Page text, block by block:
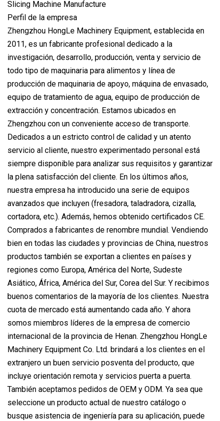
Perfil de la empresa
Zhengzhou HongLe Machinery Equipment, establecida en
2011, es un fabricante profesional dedicado a la
investigación, desarrollo, producción, venta y servicio de
todo tipo de maquinaria para alimentos y línea de
producción de maquinaria de apoyo, máquina de envasado,
equipo de tratamiento de agua, equipo de producción de
extracción y concentración. Estamos ubicados en
Zhengzhou con un conveniente acceso de transporte.
Dedicados a un estricto control de calidad y un atento
servicio al cliente, nuestro experimentado personal está
siempre disponible para analizar sus requisitos y garantizar
la plena satisfacción del cliente. En los últimos años,
nuestra empresa ha introducido una serie de equipos
avanzados que incluyen (fresadora, taladradora, cizalla,
cortadora, etc.). Además, hemos obtenido certificados CE.
Comprados a fabricantes de renombre mundial. Vendiendo
bien en todas las ciudades y provincias de China, nuestros
productos también se exportan a clientes en países y
regiones como Europa, América del Norte, Sudeste
Asiático, África, América del Sur, Corea del Sur. Y recibimos
buenos comentarios de la mayoría de los clientes. Nuestra
cuota de mercado está aumentando cada año. Y ahora
somos miembros líderes de la empresa de comercio
internacional de la provincia de Henan. Zhengzhou HongLe
Machinery Equipment Co. Ltd. brindará a los clientes en el
extranjero un buen servicio posventa del producto, que
incluye orientación remota y servicios puerta a puerta.
También aceptamos pedidos de OEM y ODM. Ya sea que
seleccione un producto actual de nuestro catálogo o
busque asistencia de ingeniería para su aplicación, puede